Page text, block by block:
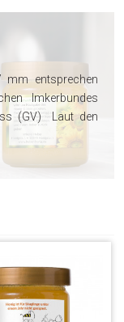
mm entsprechen
Imkerbundes
(GV) Laut den